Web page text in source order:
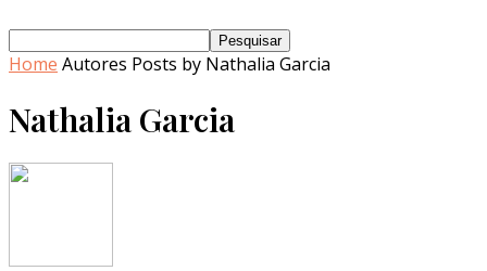
Home Autores Posts by Nathalia Garcia
Nathalia Garcia